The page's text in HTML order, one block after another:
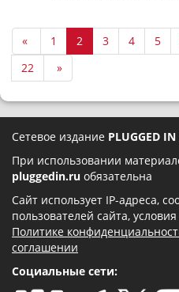
« 1 2 3 4 5
22
»
Сетевое издание PLUGGED IN
При использовании
pluggedin.ru обязательна
Сайт использует IP-адреса,
пользователей сайта,
Политике
соглашении
Социальные сети: